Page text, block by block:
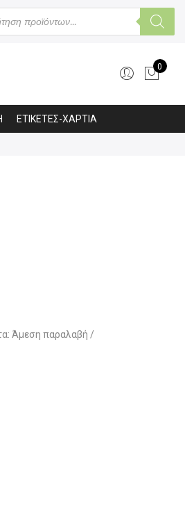
0
ΕΤΙΚΕΤΕΣ-ΧΑΡΤΙΑ
Άμεση παραλαβή /